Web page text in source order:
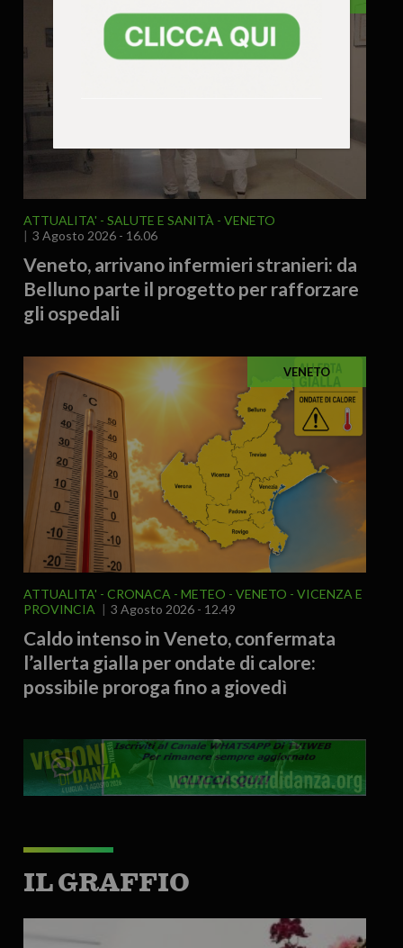
ATTUALITA' SALUTE E SANITÀ
VENETO
3 Agosto 2026 - 16.06
Veneto, arrivano infermieri stranieri: da
Belluno parte il progetto per rafforzare
gli ospedali
VENETO
ATTUALITA' CRONACA METEO VENETO
VICENZA E
PROVINCIA
3 Agosto 2026 - 12.49
Caldo intenso in Veneto, confermata
l’allerta gialla per ondate di calore:
possibile proroga fino a giovedì
IL GRAFFIO